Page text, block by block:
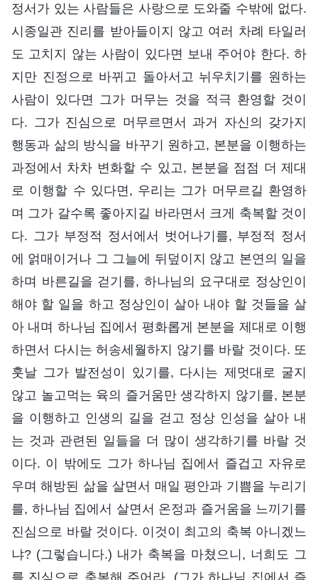
정서가 있는 사람들은 사랑으로 도와줄 수밖에 없다.
시종일관 진리를 받아들이지 않고 여러 차례 타일러
도 고치지 않는 사람이 있다면 보내 주어야 한다. 하
지만 진정으로 바뀌고 돌아서고 뉘우치기를 원하는
사람이 있다면 그가 머무는 것을 적극 환영할 것이
다. 그가 진심으로 머무르면서 과거 자신의 갖가지
행동과 삶의 방식을 바꾸기 원하고, 본분을 이행하는
과정에서 차차 변화할 수 있고, 본분을 점점 더 제대
로 이행할 수 있다면, 우리는 그가 머무르길 환영하
며 그가 갈수록 좋아지길 바라면서 크게 축복할 것이
다. 그가 부정적 정서에서 벗어나기를, 부정적 정서
에 얽매이거나 그 그늘에 뒤덮이지 않고 본연의 일을
하며 바른길을 걷기를, 하나님의 요구대로 정상인이
해야 할 일을 하고 정상인이 살아 내야 할 것들을 살
아 내며 하나님 집에서 평화롭게 본분을 제대로 이행
하면서 다시는 허송세월하지 않기를 바랄 것이다. 또
훗날 그가 발전성이 있기를, 다시는 제멋대로 굴지
않고 놀고먹는 육의 즐거움만 생각하지 않기를, 본분
을 이행하고 인생의 길을 걷고 정상 인성을 살아 내
는 것과 관련된 일들을 더 많이 생각하기를 바랄 것
이다. 이 밖에도 그가 하나님 집에서 즐겁고 자유로
우며 해방된 삶을 살면서 매일 평안과 기쁨을 누리기
를, 하나님 집에서 살면서 온정과 즐거움을 느끼기를
진심으로 바랄 것이다. 이것이 최고의 축복 아니겠느
냐? (그렇습니다.) 내가 축복을 마쳤으니, 너희도 그
를 진심으로 축복해 주어라. (그가 하나님 집에서 즐